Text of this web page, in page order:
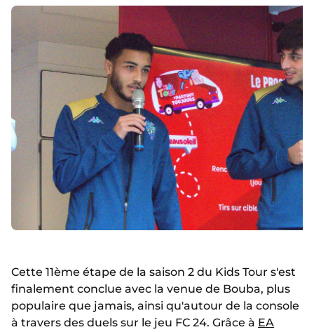
Cette 11ème étape de la saison 2 du Kids Tour s'est
finalement conclue avec la venue de Bouba, plus
populaire que jamais, ainsi qu'autour de la console
à travers des duels sur le jeu FC 24. Grâce à EA